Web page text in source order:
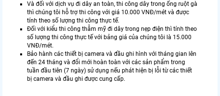
Và đối với dịch vụ đi dây an toàn, thi công dây trong ống ruột gà
thì chúng tôi hỗ trợ thi công với giá 10.000 VNĐ/mét và được
tính theo số lượng thi công thực tế.
Đối với kiểu thi công thẫm mỹ đi dây trong nẹp điện thì tính theo
số lượng thi công thực tế với bảng giá của chúng tôi là 15.000
VNĐ/mét.
Bảo hành các thiết bị camera và đầu ghi hình với tháng gian lên
đến 24 tháng và đổi mới hoàn toàn với các sản phẩm trong
tuần đầu tiên (7 ngày) sử dụng nếu phát hiện bị lỗi từ các thiết
bị camera và đầu ghi được cung cấp.